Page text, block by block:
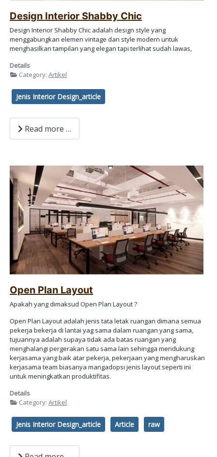
Design Interior Shabby Chic
Design Interior Shabby Chic adalah design style yang
menggabungkan elemen vintage dan style modern untuk
menghasilkan tampilan yang elegan tapi terlihat sudah lawas,
Details
Category:Artikel
Jenis Interior Design_article
Read more …
Open Plan Layout
Apakah yang dimaksud Open Plan Layout ?
Open Plan Layout adalah jenis tata letak ruangan dimana semua
pekerja bekerja di lantai yag sama dalam ruangan yang sama,
tujuannya adalah supaya tidak ada batas ruangan yang
menghalangi pergerakan satu sama lain sehingga mendukung
kerjasama yang baik atar pekerja, pekerjaan yang mengharuskan
kerjasama team biasanya mangadopsi jenis layout seperti ini
untuk meningkatkan produktifitas.
Details
Category:Artikel
Jenis Interior Design_article Article raw